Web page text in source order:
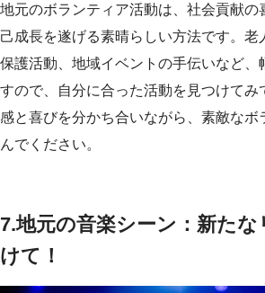
地元のボランティア活動は、社会貢献の
己成長を遂げる素晴らしい方法です。老
保護活動、地域イベントの手伝いなど、
すので、自分に合った活動を見つけてみ
感と喜びを分かち合いながら、素敵なボ
んでください。
7.地元の音楽シーン：新た
けて！